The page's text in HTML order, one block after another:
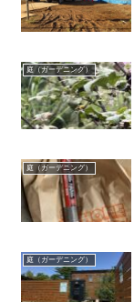
庭（ガーデニング）
庭（ガーデニング）
庭（ガーデニング）